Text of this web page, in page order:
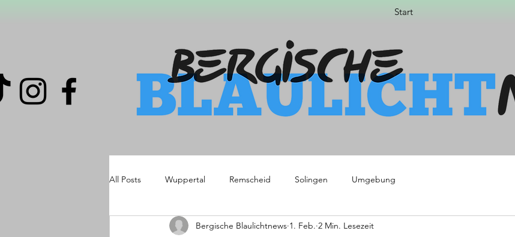
Start
All Posts Wuppertal Remscheid Solingen Umgebung
Bergische Blaulichtnews 1. Feb. 2 Min. Lesezeit